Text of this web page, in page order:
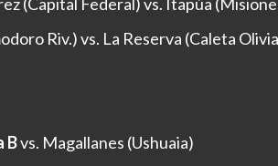
(Capital Federal) vs. Itapúa
Riv.) vs. La Reserva (Caleta
Bvs. Magallanes (Ushuaia)